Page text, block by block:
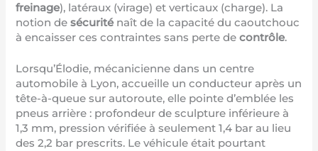
freinage), latéraux (virage) et verticaux (charge). La
notion desécurité naît de la capacité du caoutchouc
à encaisser ces contraintes sans perte decontrôle.
Lorsqu’Élodie, mécanicienne dans un centre
automobile à Lyon, accueille un conducteur après un
tête-à-queue sur autoroute, elle pointe d’emblée les
pneus arrière : profondeur de sculpture inférieure à
1,3 mm, pression vérifiée à seulement 1,4 bar au lieu
des 2,2 bar prescrits. Le véhicule était pourtant